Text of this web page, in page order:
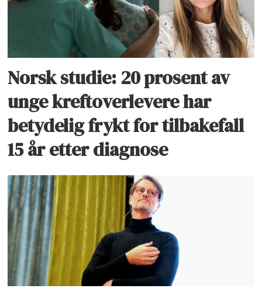
Norsk studie: 20 prosent av
unge kreftoverlevere har
betydelig frykt for tilbakefall
15 år etter diagnose